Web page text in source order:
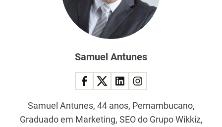
Samuel Antunes
Samuel Antunes, 44 anos, Pernambucano,
Graduado em Marketing, SEO do Grupo Wikkiz,